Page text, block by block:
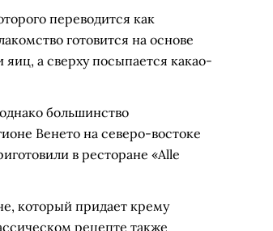
переводится как
готовится на основе
а сверху посыпается какао-
большинство
Венето на северо-востоке
в ресторане «Alle
который придает крему
рецепте также